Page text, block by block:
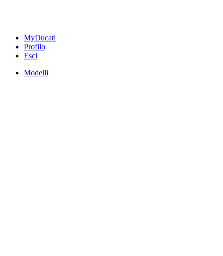
MyDucati
Profilo
Esci
Modelli